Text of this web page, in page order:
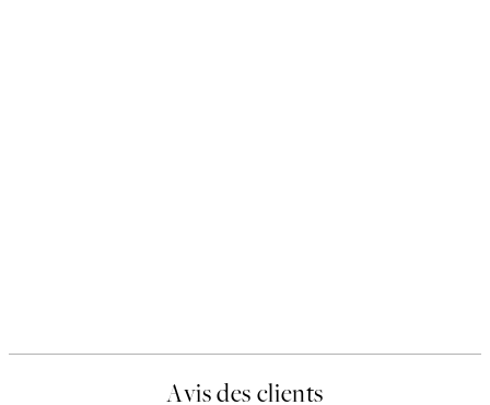
Avis des clients